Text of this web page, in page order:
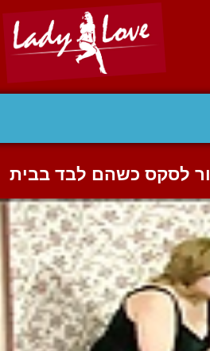
לסקס כשהם לבד בבית